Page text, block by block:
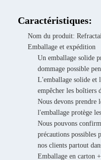
Caractéristiques:
Nom du produit:
Emballage et expédition
Un emballage solide
dommage possible
L'emballage solide et
empêcher les boîtiers
Nous devons prendre
l'emballage protège
Nous pouvons
précautions possibles
nos clients partout
Emballage en carton